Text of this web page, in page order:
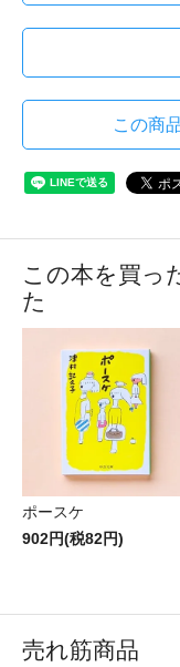
この商
この本を買っ
た
ポースケ
902円(税82円)
売れ筋商品